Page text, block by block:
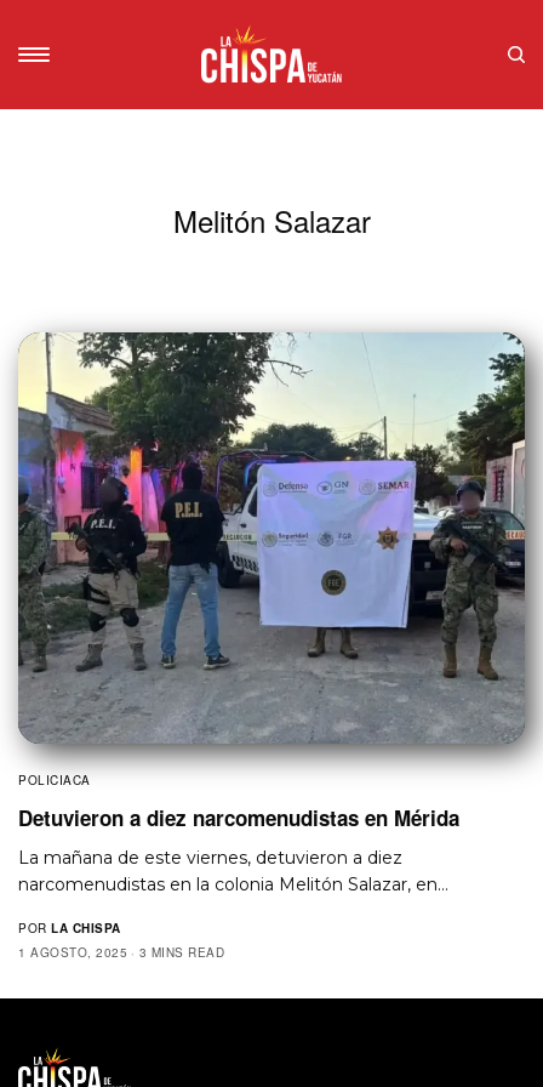
Melitón Salazar
POLICIACA
Detuvieron a diez narcomenudistas en Mérida
La mañana de este viernes, detuvieron a diez
narcomenudistas en la colonia Melitón Salazar, en…
POR LA CHISPA
1 AGOSTO, 2025
3 MINS READ